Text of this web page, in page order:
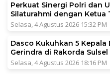
Perkuat Sinergi Polri dan
Silaturahmi dengan Ketua
Selasa, 4 Agustus 2026 15:32 PM
Dasco Kukuhkan 5 Kepala
Gerindra di Rakorda Sulsel
Selasa, 4 Agustus 2026 18:16 PM